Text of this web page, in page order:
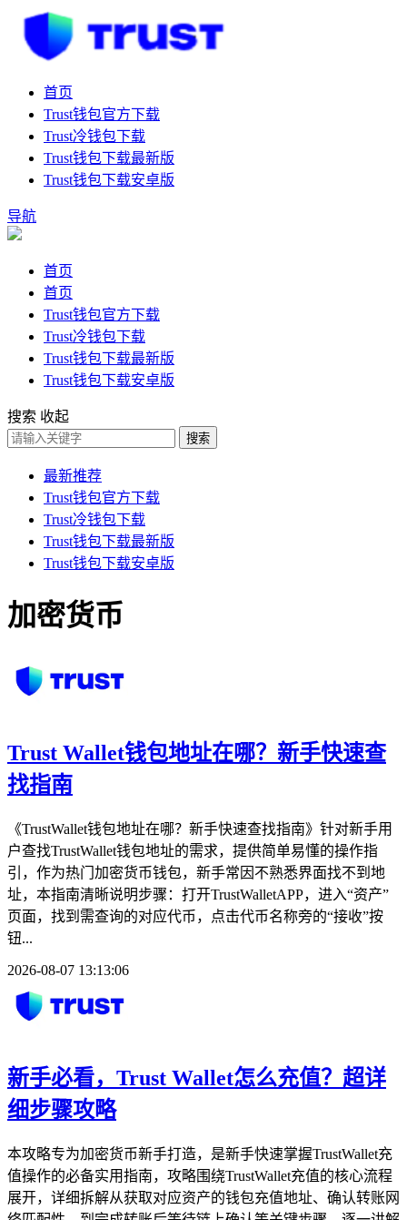
首页
Trust钱包官方下载
Trust冷钱包下载
Trust钱包下载最新版
Trust钱包下载安卓版
导航
首页
首页
Trust钱包官方下载
Trust冷钱包下载
Trust钱包下载最新版
Trust钱包下载安卓版
搜索 收起
搜索
最新推荐
Trust钱包官方下载
Trust冷钱包下载
Trust钱包下载最新版
Trust钱包下载安卓版
加密货币
Trust Wallet钱包地址在哪？新手快速查
找指南
《TrustWallet钱包地址在哪？新手快速查找指南》针对新手用
户查找TrustWallet钱包地址的需求，提供简单易懂的操作指
引，作为热门加密货币钱包，新手常因不熟悉界面找不到地
址，本指南清晰说明步骤：打开TrustWalletAPP，进入“资产”
页面，找到需查询的对应代币，点击代币名称旁的“接收”按
钮...
2026-08-07 13:13:06
新手必看，Trust Wallet怎么充值？超详
细步骤攻略
本攻略专为加密货币新手打造，是新手快速掌握TrustWallet充
值操作的必备实用指南，攻略围绕TrustWallet充值的核心流程
展开，详细拆解从获取对应资产的钱包充值地址、确认转账网